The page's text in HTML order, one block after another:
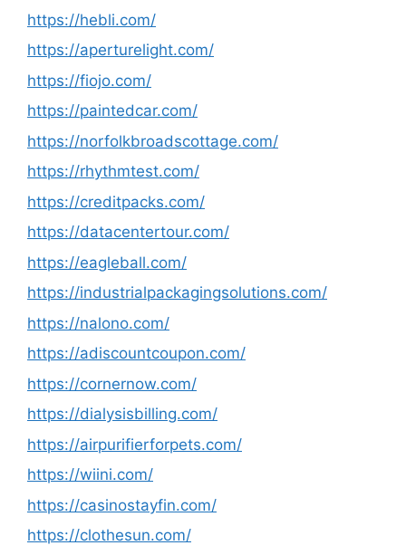
https://hebli.com/
https://aperturelight.com/
https://fiojo.com/
https://paintedcar.com/
https://norfolkbroadscottage.com/
https://rhythmtest.com/
https://creditpacks.com/
https://datacentertour.com/
https://eagleball.com/
https://industrialpackagingsolutions.com/
https://nalono.com/
https://adiscountcoupon.com/
https://cornernow.com/
https://dialysisbilling.com/
https://airpurifierforpets.com/
https://wiini.com/
https://casinostayfin.com/
https://clothesun.com/